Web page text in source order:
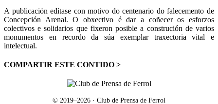
A publicación edítase con motivo do centenario do falecemento de
Concepción Arenal. O obxectivo é dar a coñecer os esforzos
colectivos e solidarios que fixeron posible a construción de varios
monumentos en recordo da súa exemplar traxectoria vital e
intelectual.
COMPARTIR ESTE CONTIDO >
© 2019–2026 · Club de Prensa de Ferrol